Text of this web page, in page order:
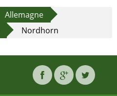
Allemagne
Nordhorn